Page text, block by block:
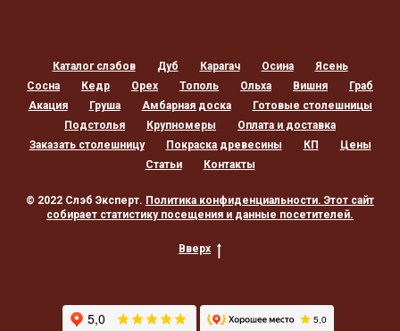
Каталог слэбов Дуб Карагач Осина
Ясень
Сосна
Кедр Орех Тополь Ольха Вишня
Граб
Акация
Груша Амбарная доска
Готовые столешницы
Подстолья
Крупномеры
Оплата и доставка
Заказать столешницу
Покраска древесины КП
Цены
Статьи
Контакты
© 2022 Слэб Эксперт. Политика конфиденциальности. Этот сайт
собирает статистику посещения и данные посетителей.
Вверх